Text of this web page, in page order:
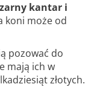
kantar i
koni może od
pozować do
mają ich w
złotych.